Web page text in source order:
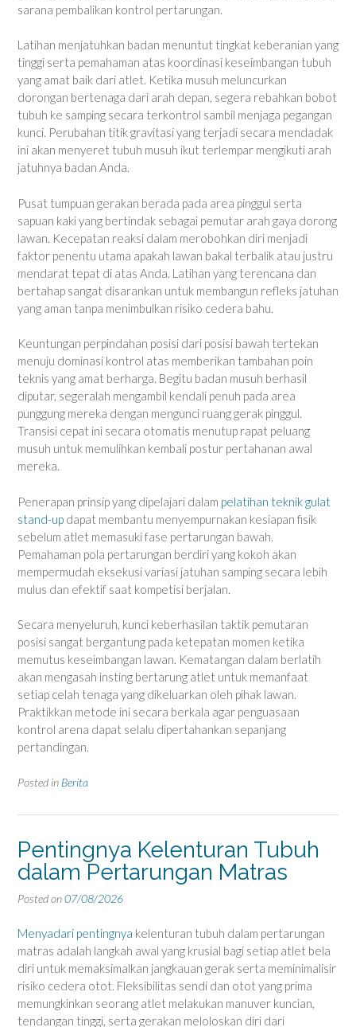
sarana pembalikan kontrol pertarungan.
Latihan menjatuhkan badan menuntut tingkat keberanian yang
tinggi serta pemahaman atas koordinasi keseimbangan tubuh
yang amat baik dari atlet. Ketika musuh meluncurkan
dorongan bertenaga dari arah depan, segera rebahkan bobot
tubuh ke samping secara terkontrol sambil menjaga pegangan
kunci. Perubahan titik gravitasi yang terjadi secara mendadak
ini akan menyeret tubuh musuh ikut terlempar mengikuti arah
jatuhnya badan Anda.
Pusat tumpuan gerakan berada pada area pinggul serta
sapuan kaki yang bertindak sebagai pemutar arah gaya dorong
lawan. Kecepatan reaksi dalam merobohkan diri menjadi
faktor penentu utama apakah lawan bakal terbalik atau justru
mendarat tepat di atas Anda. Latihan yang terencana dan
bertahap sangat disarankan untuk membangun refleks jatuhan
yang aman tanpa menimbulkan risiko cedera bahu.
Keuntungan perpindahan posisi dari posisi bawah tertekan
menuju dominasi kontrol atas memberikan tambahan poin
teknis yang amat berharga. Begitu badan musuh berhasil
diputar, segeralah mengambil kendali penuh pada area
punggung mereka dengan mengunci ruang gerak pinggul.
Transisi cepat ini secara otomatis menutup rapat peluang
musuh untuk memulihkan kembali postur pertahanan awal
mereka.
Penerapan prinsip yang dipelajari dalam pelatihan teknik gulat
stand-up dapat membantu menyempurnakan kesiapan fisik
sebelum atlet memasuki fase pertarungan bawah.
Pemahaman pola pertarungan berdiri yang kokoh akan
mempermudah eksekusi variasi jatuhan samping secara lebih
mulus dan efektif saat kompetisi berjalan.
Secara menyeluruh, kunci keberhasilan taktik pemutaran
posisi sangat bergantung pada ketepatan momen ketika
memutus keseimbangan lawan. Kematangan dalam berlatih
akan mengasah insting bertarung atlet untuk memanfaat
setiap celah tenaga yang dikeluarkan oleh pihak lawan.
Praktikkan metode ini secara berkala agar penguasaan
kontrol arena dapat selalu dipertahankan sepanjang
pertandingan.
Posted in Berita
Pentingnya Kelenturan Tubuh
dalam Pertarungan Matras
Posted on07/08/2026
Menyadari pentingnya kelenturan tubuh dalam pertarungan
matras adalah langkah awal yang krusial bagi setiap atlet bela
diri untuk memaksimalkan jangkauan gerak serta meminimalisir
risiko cedera otot. Fleksibilitas sendi dan otot yang prima
memungkinkan seorang atlet melakukan manuver kuncian,
tendangan tinggi, serta gerakan meloloskan diri dari